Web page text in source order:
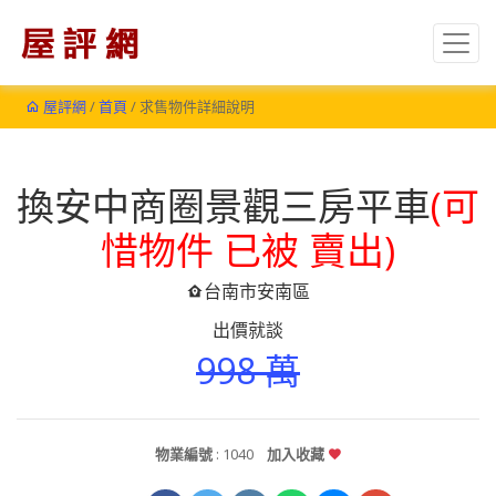
屋評網/首頁 / 求售物件詳細說明
換安中商圈景觀三房平車(可
惜物件 已被 賣出)
台南市安南區
出價就談
998 萬
物業編號: 1040 加入收藏